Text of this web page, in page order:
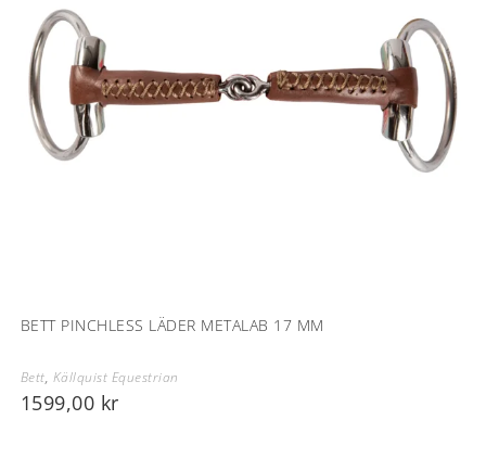
BETT PINCHLESS LÄDER METALAB 17 MM
Bett, Källquist Equestrian
1599,00 kr